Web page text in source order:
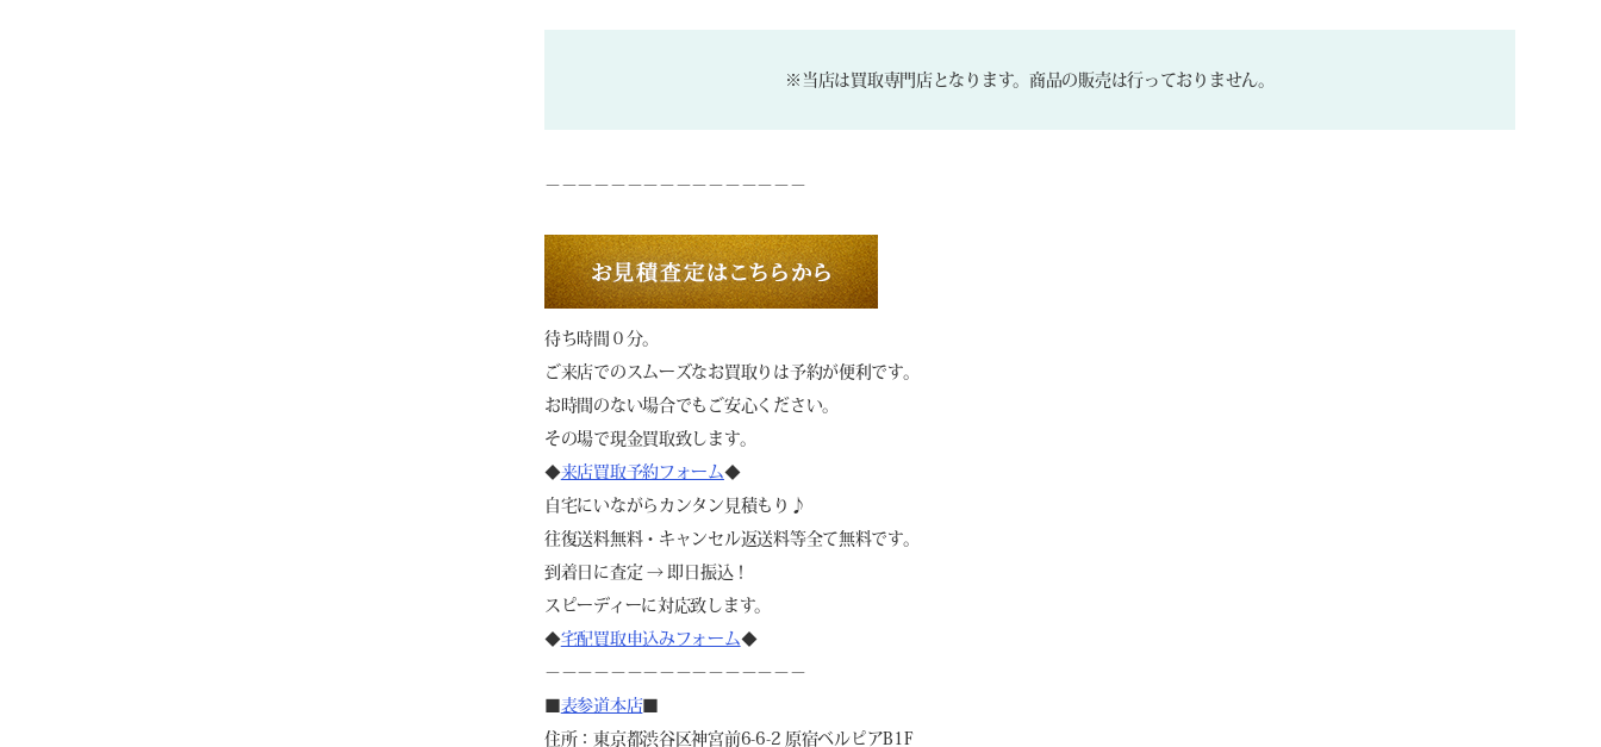
※当店は買取専門店となります。商品の販売は行っておりません。
－－－－－－－－－－－－－－－－
待ち時間０分。
ご来店でのスムーズなお買取りは予約が便利です。
お時間のない場合でもご安心ください。
その場で現金買取致します。
◆来店買取予約フォーム◆
自宅にいながらカンタン見積もり♪
往復送料無料・キャンセル返送料等全て無料です。
到着日に査定 → 即日振込！
スピーディーに対応致します。
◆宅配買取申込みフォーム◆
－－－－－－－－－－－－－－－－
■表参道本店■
住所：東京都渋谷区神宮前6-6-2 原宿ベルピアB1F